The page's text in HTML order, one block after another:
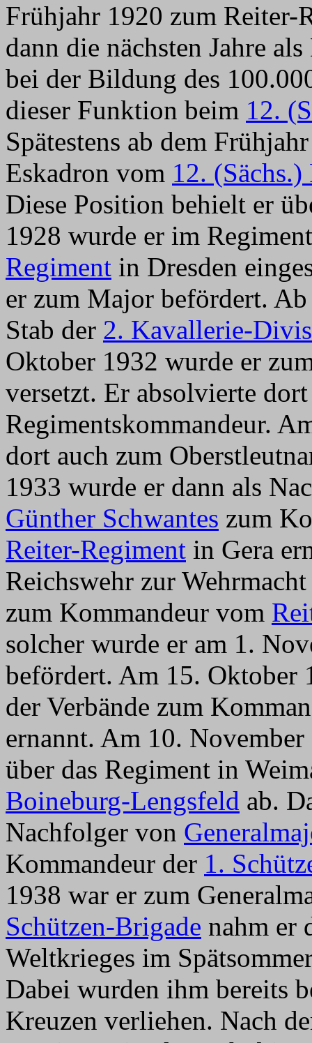
Frühjahr 1920 zum Reiter-
dann die nächsten Jahre
bei der Bildung des
dieser Funktion beim 12.
Spätestens ab dem
Eskadron vom 12.
Diese Position behielt er
1928 wurde er im
Regiment in Dresden
er zum Major befördert.
Stab der 2. Kavallerie-
Oktober 1932 wurde er
versetzt. Er absolvierte
Regimentskommandeur.
dort auch zum
1933 wurde er dann als
Günther Schwantes zum
Reiter-Regiment in Gera
Reichswehr zur
zum Kommandeur vom
solcher wurde er am 1.
befördert. Am 15. Oktober
der Verbände zum
ernannt. Am 10.
über das Regiment in
Boineburg-Lengsfeld ab.
Nachfolger von
Kommandeur der 1.
1938 war er zum
Schützen-Brigade nahm er
Weltkrieges im
Dabei wurden ihm bereits
Kreuzen verliehen. Nach